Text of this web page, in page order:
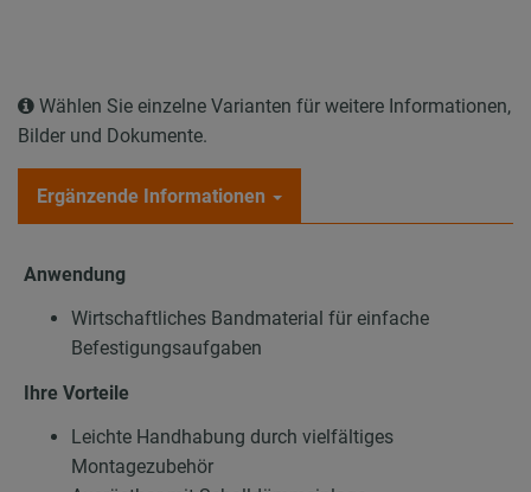
Wählen Sie einzelne Varianten für weitere Informationen,
Bilder und Dokumente.
Ergänzende Informationen
Anwendung
Wirtschaftliches Bandmaterial für einfache
Befestigungsaufgaben
Ihre Vorteile
Leichte Handhabung durch vielfältiges
Montagezubehör